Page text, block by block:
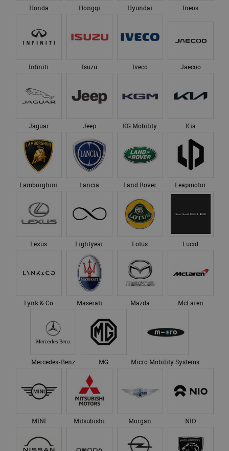
Honda Hongqi Hyundai Ineos
Infiniti Isuzu Iveco Jaecoo
Jaguar Jeep KG Mobility Kia
Lamborghini Lancia Land Rover Leapmotor
Lexus Lightyear Lotus Lucid
Lynk & Co Maserati Mazda McLaren
Mercedes-Benz MG Micro Mobility Systems
MINI Mitsubishi Morgan NIO